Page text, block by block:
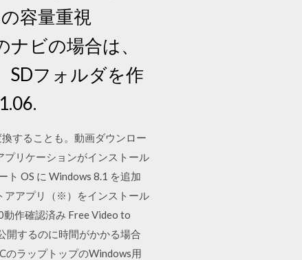
容量重視
ビの場合は、
SDフォルダを作
することも。動画ダウンロー
プリケーションがインストール
ト OS に Windows 8.1 を追加
アアプリ（※）をインストール
作確認済み Free Video to
開するのに時間がかかる場合
のラップトップのWindows用